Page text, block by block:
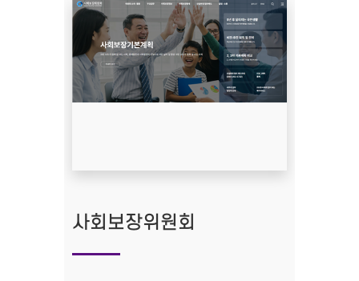
사회보장위원회